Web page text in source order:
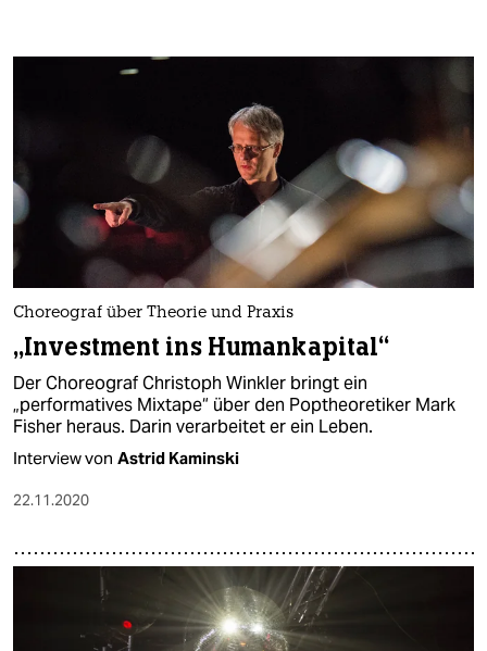
Choreograf über Theorie und Praxis
„Investment ins Humankapital“
Der Choreograf Christoph Winkler bringt ein
„performatives Mixtape“ über den Pop­theoretiker Mark
Fisher heraus. Darin verarbeitet er ein Leben.
Interview von Astrid Kaminski
22.11.2020